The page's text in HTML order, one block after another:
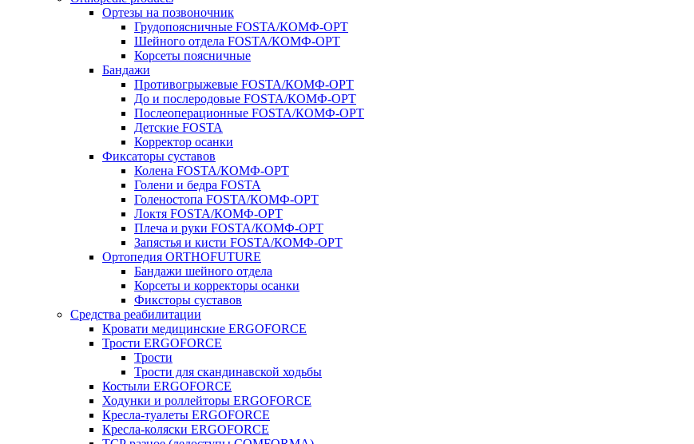
Ортезы на позвоночник
Грудопоясничные FOSTA/КОМФ-ОРТ
Шейного отдела FOSTA/КОМФ-ОРТ
Корсеты поясничные
Бандажи
Противогрыжевые FOSTA/КОМФ-ОРТ
До и послеродовые FOSTA/КОМФ-ОРТ
Послеоперационные FOSTA/КОМФ-ОРТ
Детские FOSTA
Корректор осанки
Фиксаторы суставов
Колена FOSTA/КОМФ-ОРТ
Голени и бедра FOSTA
Голеностопа FOSTA/КОМФ-ОРТ
Локтя FOSTA/КОМФ-ОРТ
Плеча и руки FOSTA/КОМФ-ОРТ
Запястья и кисти FOSTA/КОМФ-ОРТ
Ортопедия ORTHOFUTURE
Бандажи шейного отдела
Корсеты и корректоры осанки
Фиксторы суставов
Средства реабилитации
Кровати медицинские ERGOFORCE
Трости ERGOFORCE
Трости
Трости для скандинавской ходьбы
Костыли ERGOFORCE
Ходунки и роллейторы ERGOFORCE
Кресла-туалеты ERGOFORCE
Кресла-коляски ERGOFORCE